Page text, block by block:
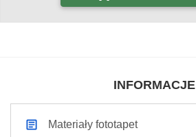
INFORMACJE
Materiały fototapet